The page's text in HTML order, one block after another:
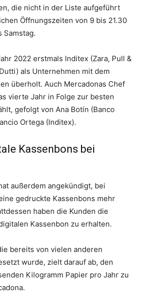
die nicht in der Liste aufgeführt
Öffnungszeiten von 9 bis 21.30
Samstag.
2022 erstmals Inditex (Zara, Pull &
als Unternehmen mit dem
überholt. Auch Mercadonas Chef
vierte Jahr in Folge zur besten
gefolgt von Ana Botín (Banco
Ortega (Inditex).
Kassenbons bei
außerdem angekündigt, bei
gedruckte Kassenbons mehr
haben die Kunden die
Kassenbon zu erhalten.
bereits von vielen anderen
wurde, zielt darauf ab, den
Kilogramm Papier pro Jahr zu